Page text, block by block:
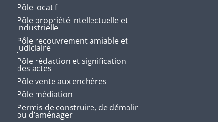
Pôle locatif
Pôle propriété intellectuelle et
industrielle
Pôle recouvrement amiable et
judiciaire
Pôle rédaction et signification
des actes
Pôle vente aux enchères
Pôle médiation
Permis de construire, de démolir
ou d’aménager